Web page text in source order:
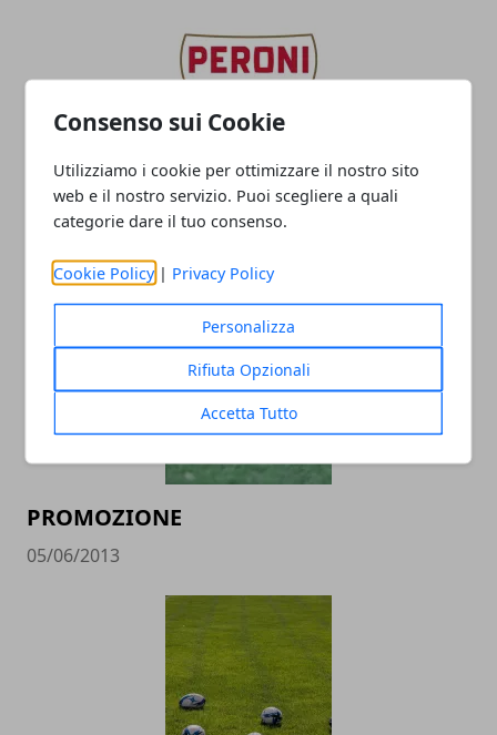
Consenso sui Cookie
Utilizziamo i cookie per ottimizzare il nostro sito
web e il nostro servizio. Puoi scegliere a quali
categorie dare il tuo consenso.
Cookie Policy | Privacy Policy
Personalizza
Rifiuta Opzionali
Accetta Tutto
PERONI TOP10, VALORUGBY EMILIA v
SITAV LYONS SOSPESA PER NEBBIA
29/01/2022
PROMOZIONE
05/06/2013